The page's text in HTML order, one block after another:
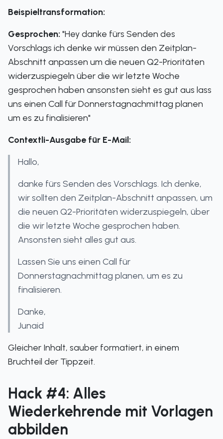
Beispieltransformation:
Gesprochen: "Hey danke fürs Senden des
Vorschlags ich denke wir müssen den Zeitplan-
Abschnitt anpassen um die neuen Q2-Prioritäten
widerzuspiegeln über die wir letzte Woche
gesprochen haben ansonsten sieht es gut aus lass
uns einen Call für Donnerstagnachmittag planen
um es zu finalisieren"
Contextli-Ausgabe für E-Mail:
Hallo,
danke fürs Senden des Vorschlags. Ich denke,
wir sollten den Zeitplan-Abschnitt anpassen, um
die neuen Q2-Prioritäten widerzuspiegeln, über
die wir letzte Woche gesprochen haben.
Ansonsten sieht alles gut aus.
Lassen Sie uns einen Call für
Donnerstagnachmittag planen, um es zu
finalisieren.
Danke,
Junaid
Gleicher Inhalt, sauber formatiert, in einem
Bruchteil der Tippzeit.
Hack #4: Alles
Wiederkehrende mit Vorlagen
abbilden